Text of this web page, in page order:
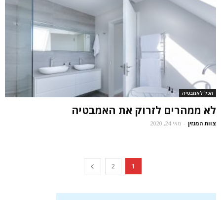
הכל לאמבטיה
לא ממהרים לזרוק את האמבטיה
צוות המגזין - מאי 24, 2020
1
2